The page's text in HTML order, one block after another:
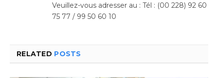
Veuillez-vous adresser au : Tél : (00 228) 92 60
75 77 / 99 50 60 10
RELATED POSTS